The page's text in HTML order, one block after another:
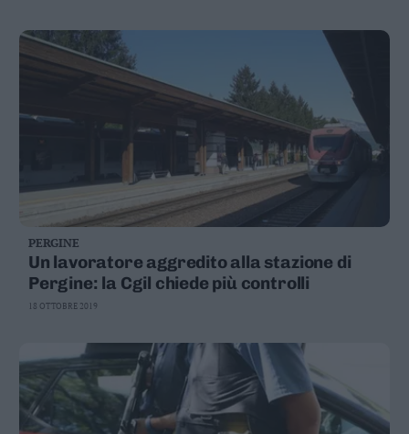
PERGINE
Un lavoratore aggredito alla stazione di
Pergine: la Cgil chiede più controlli
18 OTTOBRE 2019